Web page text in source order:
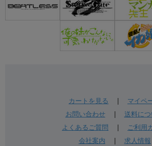
カートを見る
マイペ
お問い合わせ| 送料につ
よくあるご質問
ご利用
会社案内
求人情報